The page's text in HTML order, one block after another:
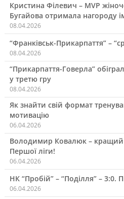
Кристина Філевич – MVP
Бугайова отримала нагороду
08.04.2026
“Франківськ-Прикарпаття” –
08.04.2026
“Прикарпаття-Говерла”
у третю гру
08.04.2026
Як знайти свій формат
мотивацію
06.04.2026
Володимир Ковалюк – кращий
Першої ліги!
06.04.2026
НК “Пробій” – “Поділля” – 3:0.
06.04.2026